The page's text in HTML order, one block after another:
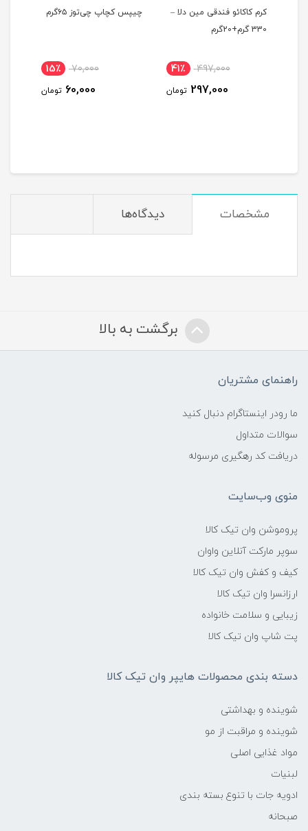
کرم کاکائو فندقی مین دلا –
330 گرم+20گرم
497,000 41٪
297,000 تومان
چیپس کچاپ چی‌توز ۶۵گرم
70,000 15٪
60,000 تومان
مشخصات دیدگاه‌ها
برگشت به بالا
راهنمای مشتریان
ما رودر اینستاگرام دنبال کنید
سوالات متداول
دریافت کد رهگیری مرسوله
منوی وب‌سایت
پروموشن وان تیک کالا
سوپر مارکت آنلاین واوان
کیف و کفش وان تیک کالا
ارزانسرا وان تیک کالا
زیبایی و سلامت خانواده
پت شاپ وان تیک کالا
دسته بندی محصولات هایپر وان تیک کالا
شوینده و بهداشتی
شوینده و مراقبت از مو
مواد غذایی اصلی
لبنیات
ادویه جات با تنوع بسته بندی
صبحانه